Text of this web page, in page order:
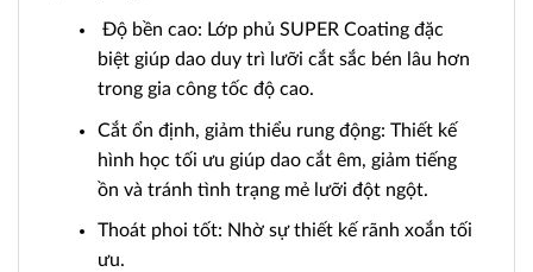
Độ bền cao: Lớp phủ SUPER Coating đặc
biệt giúp dao duy trì lưỡi cắt sắc bén lâu hơn
trong gia công tốc độ cao.
Cắt ổn định, giảm thiểu rung động: Thiết kế
hình học tối ưu giúp dao cắt êm, giảm tiếng
ồn và tránh tình trạng mẻ lưỡi đột ngột.
Thoát phoi tốt: Nhờ sự thiết kế rãnh xoắn tối
ưu.